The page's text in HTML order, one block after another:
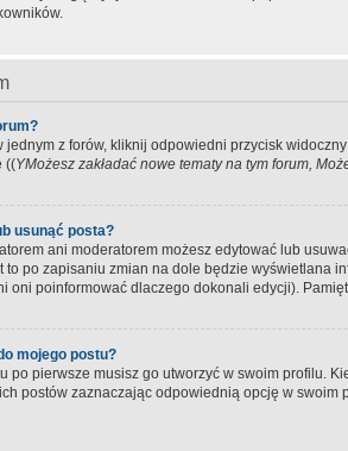
jednym z forów, kliknij odpowiedni przycisk
((YMożesz zakładać nowe tematy na tym forum,
usunąć posta?
ani moderatorem możesz edytować lub
to po zapisaniu zmian na dole będzie wyświetlana
oni poinformować dlaczego dokonali edycji).
mojego postu?
po pierwsze musisz go utworzyć w swoim profilu.
postów zaznaczając odpowiednią opcję w